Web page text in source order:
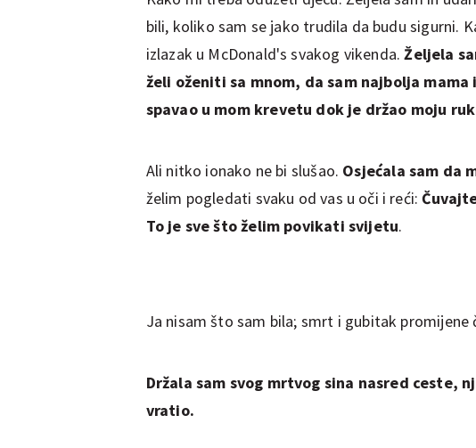
bili, koliko sam se jako trudila da budu sigurni.
izlazak u McDonald's svakog vikenda.Željela
želi oženiti sa mnom, da sam najbolja
spavao u mom krevetu dok je držao moju
Ali nitko ionako ne bi slušao. Osjećala sam da
želim pogledati svaku od vas u oči i reći:
To je sve što želim povikati svijetu.
Ja nisam što sam bila; smrt i gubitak promijene
Držala sam svog mrtvog sina nasred ceste,
vratio.